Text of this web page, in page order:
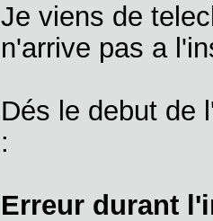
Je viens de
n'arrive pas a
Dés le debut de
:
Erreur durant